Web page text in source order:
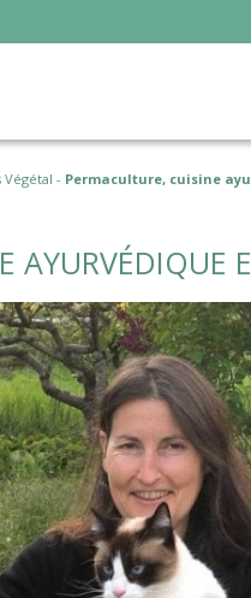
Végétal - Permaculture, cuisine
AYURVÉDIQUE